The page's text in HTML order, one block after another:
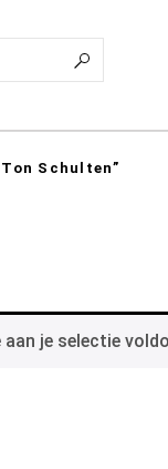
Schulten”
je selectie